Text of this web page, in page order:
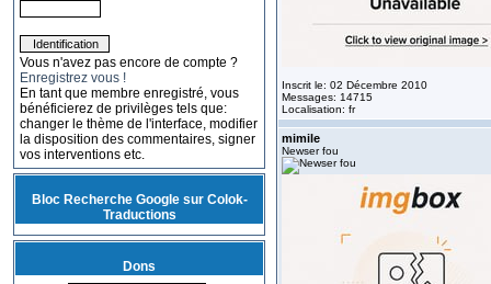
Vous n'avez pas encore de compte ?
Enregistrez vous !
En tant que membre enregistré, vous
bénéficierez de privilèges tels que:
changer le thème de l'interface, modifier
la disposition des commentaires, signer
vos interventions etc.
Bloc Recherche Google sur Colok-
Traductions
Dons
Inscrit le: 02 Décembre 2010
Messages: 14715
Localisation: fr
mimile
Newser fou